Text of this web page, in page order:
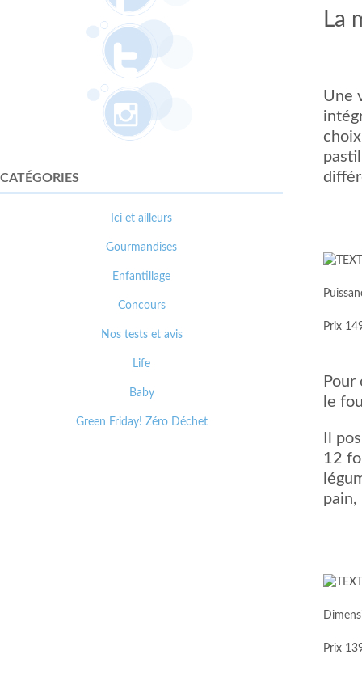
La
Une
Prix
Pour
le
Il
12
pain,
Prix
CATÉGORIES
Ici et ailleurs
Gourmandises
Enfantillage
Concours
Nos tests et avis
Life
Baby
Green Friday! Zéro Déchet